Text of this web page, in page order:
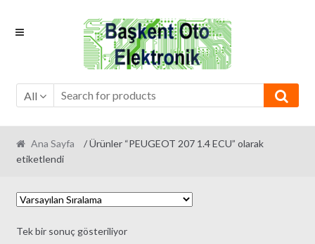
Skip
Skip
All
Ana Sayfa
/ Ürünler “PEUGEOT 207 1.4 ECU” olarak
etiketlendi
Tek bir sonuç gösteriliyor